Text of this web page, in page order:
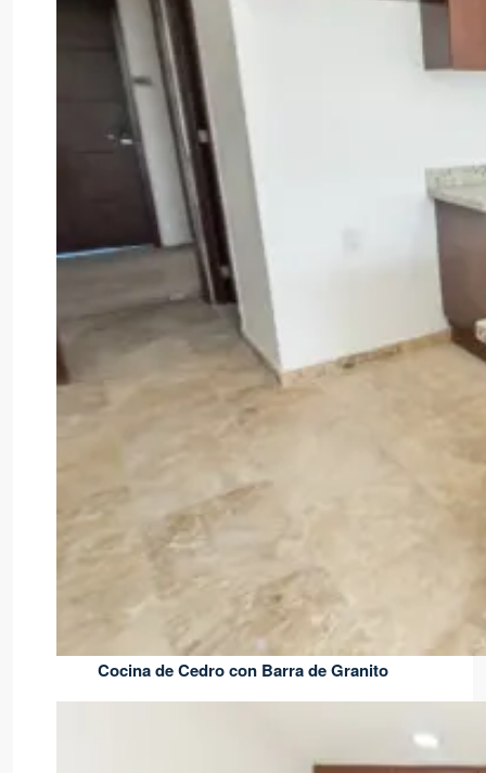
Cocina de Cedro con Barra de Granito